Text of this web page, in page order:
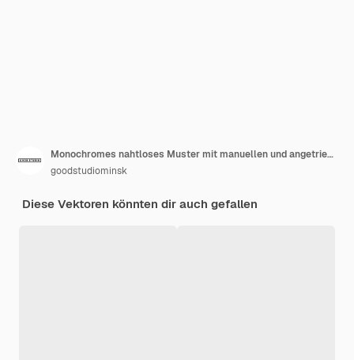
Monochromes nahtloses Muster mit manuellen und angetriebenen Werkzeugen für die Holzbearbeitung handgezeichnet mit Konturlinien auf Weiß
goodstudiominsk
Diese Vektoren könnten dir auch gefallen